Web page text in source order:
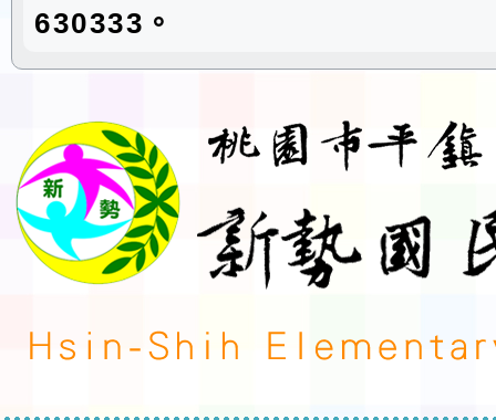
630333。